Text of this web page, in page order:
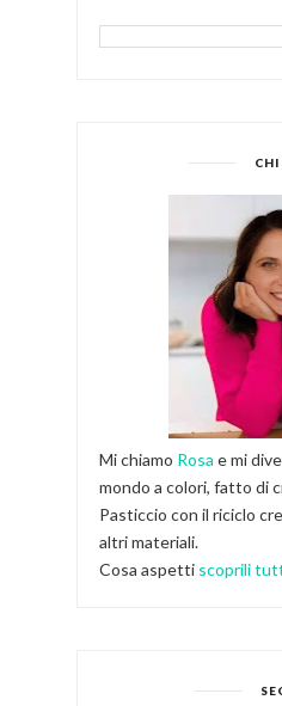
Mi chiamo Rosa e mi
mondo a colori, fatto di
Pasticcio con il riciclo
altri materiali.
Cosa aspetti scoprili